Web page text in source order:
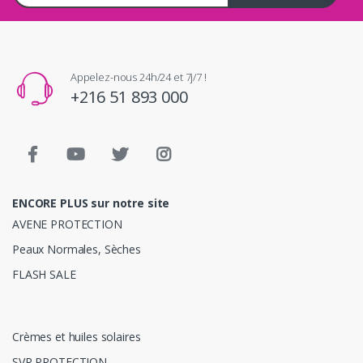
Appelez-nous 24h/24 et 7j/7 !
+216 51 893 000
ENCORE PLUS sur notre site
AVENE PROTECTION
Peaux Normales, Sèches
FLASH SALE
Crèmes et huiles solaires